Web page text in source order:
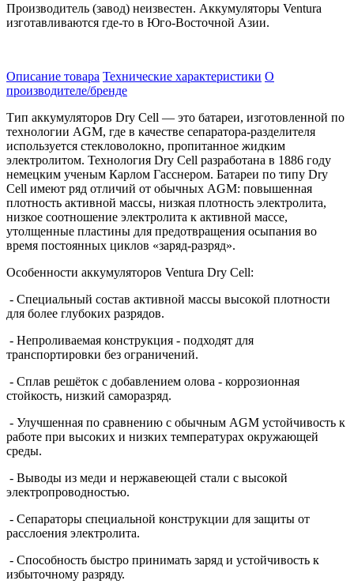
Производитель (завод) неизвестен. Аккумуляторы Ventura
изготавливаются где-то в Юго-Восточной Азии.
Описание товара Технические характеристики О
производителе/бренде
Тип аккумуляторов Dry Cell — это батареи, изготовленной по
технологии AGM, где в качестве сепаратора-разделителя
используется стекловолокно, пропитанное жидким
электролитом. Технология Dry Cell разработана в 1886 году
немецким ученым Карлом Гасснером. Батареи по типу Dry
Cell имеют ряд отличий от обычных AGM: повышенная
плотность активной массы, низкая плотность электролита,
низкое соотношение электролита к активной массе,
утолщенные пластины для предотвращения осыпания во
время постоянных циклов «заряд-разряд».
Особенности аккумуляторов Ventura Dry Cell:
- Специальный состав активной массы высокой плотности
для более глубоких разрядов.
- Непроливаемая конструкция - подходят для
транспортировки без ограничений.
- Сплав решёток с добавлением олова - коррозионная
стойкость, низкий саморазряд.
- Улучшенная по сравнению с обычным AGM устойчивость к
работе при высоких и низких температурах окружающей
среды.
- Выводы из меди и нержавеющей стали с высокой
электропроводностью.
- Сепараторы специальной конструкции для защиты от
расслоения электролита.
- Способность быстро принимать заряд и устойчивость к
избыточному разряду.